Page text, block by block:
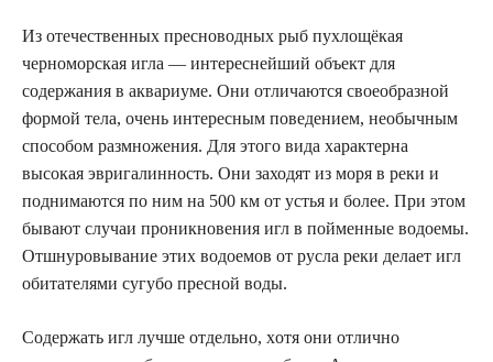
Из отечественных пресноводных рыб пухлощёкая
черноморская игла — интереснейший объект для
содержания в аквариуме. Они отличаются своеобразной
формой тела, очень интересным поведением, необычным
способом размножения. Для этого вида характерна
высокая эвригалинность. Они заходят из моря в реки и
поднимаются по ним на 500 км от устья и более. При этом
бывают случаи проникновения игл в пойменные водоемы.
Отшнуровывание этих водоемов от русла реки делает игл
обитателями сугубо пресной воды.
Содержать игл лучше отдельно, xотя они отлично